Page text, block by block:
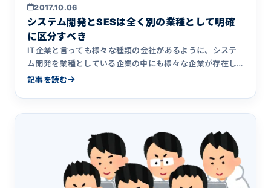
2017.10.06
システム開発とSESは全く別の業種として明確
に区分すべき
IT企業と言っても様々な種類の会社があるように、システ
ム開発を業種としている企業の中にも様々な企業が存在し
ます。SESを行っている企業は、システム開発を行っている
記事を読む